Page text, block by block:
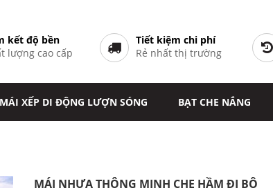
kết độ bền
lượng cao cấp
Tiết kiệm chi phí
Rẻ nhất thị trường
MÁI XẾP DI ĐỘNG LƯỢN SÓNG BẠT CHE NẮNG
MÁI NHỰA THÔNG MINH CHE HẦM ĐI BỘ